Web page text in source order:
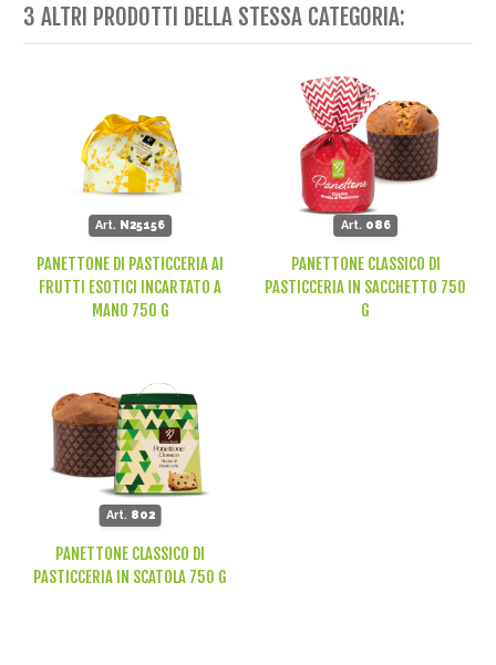
3 ALTRI PRODOTTI DELLA STESSA CATEGORIA:
Art. N25156
PANETTONE DI PASTICCERIA AI
FRUTTI ESOTICI INCARTATO A
MANO 750 G
Art. 086
PANETTONE CLASSICO DI
PASTICCERIA IN SACCHETTO 750
G
Art. 802
PANETTONE CLASSICO DI
PASTICCERIA IN SCATOLA 750 G